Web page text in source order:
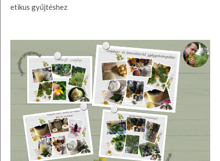
etikus gyűjtéshez